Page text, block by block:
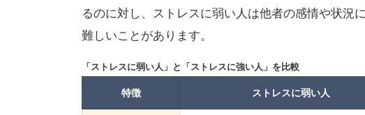
るのに対し、ストレスに弱い人は他者の感情や状況
難しいことがあります。
「ストレスに弱い人」と「ストレスに強い人」を比較
特徴 ストレスに弱い人